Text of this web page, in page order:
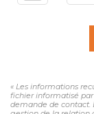
« Les informations
fichier informatisé par
demande de contact.